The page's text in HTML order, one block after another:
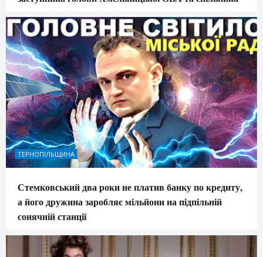
ТЕРНОПІЛЬЩИНА
Стемковський два роки не платив банку по кредиту,
а його дружина заробляє мільйони на підпільній
сонячній станції